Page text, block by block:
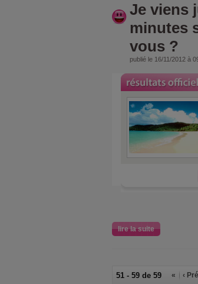
Je viens
minutes
vous ?
publié le 16/11/2012 à
lire la suite
51 - 59 de 59 « ‹